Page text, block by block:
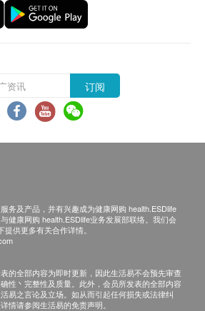
于送货前透过电话或电邮通知顾
购之货品时，有责任检查货品是否
经确认签收，恕不接受退换。
装完整，如退换之产品有任何残缺
货商有权不受理。
后3个工作天内按下列方式联络健
/ 健康网购
服热线: (852) 3151-2288
订阅
务及产品，并有兴趣成为健康网购 health.ESDlife
健康网购 health.ESDlife业务发展部联络。我们会
供更多有关合作详情。
的全部内容为即时更新，因此生活易不会预先审查
性丶完整性及质量。此外，会员所发表的全部内容
易之言论及立场。如从而引起任何损失或法律纠
情请参阅生活易的免责声明。